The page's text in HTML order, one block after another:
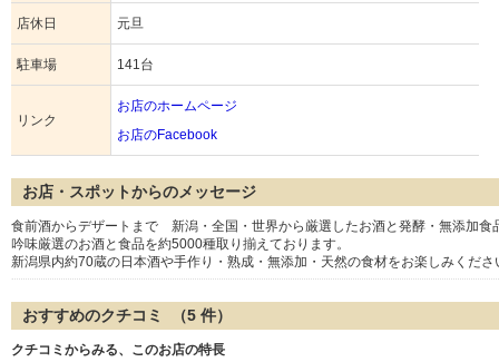
店休日 元旦
駐車場 141台
リンク
お店のホームページ
お店のFacebook
お店・スポットからのメッセージ
食前酒からデザートまで 新潟・全国・世界から厳選したお酒と発酵・無添加食
吟味厳選のお酒と食品を約5000種取り揃えております。
新潟県内約70蔵の日本酒や手作り・熟成・無添加・天然の食材をお楽しみくださ
おすすめのクチコミ （5 件）
クチコミからみる、このお店の特長